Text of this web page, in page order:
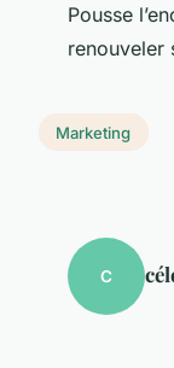
Pousse
renouveler
Marketing
C